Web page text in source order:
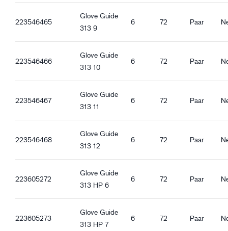
Ventilerend
Gebreide manchet
Touchscreen functie
Goede droge grip
223546465
Glove Guide
313 9
6 72 Paar
223546466
Glove Guide
313 10
6 72 Paar
223546467
Glove Guide
313 11
6 72 Paar
223546468
Glove Guide
313 12
6 72 Paar
223605272
Glove Guide
313 HP 6
6 72 Paar
223605273
Glove Guide
313 HP 7
6 72 Paar